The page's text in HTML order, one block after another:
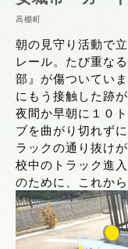
高棚町
朝の見守り活動で
レール。たび重な
部』が傷ついてい
にもう接触した跡
夜間か早朝に１０
ブを曲がり切れず
ラックの通り抜け
校中のトラック進
のために、これか